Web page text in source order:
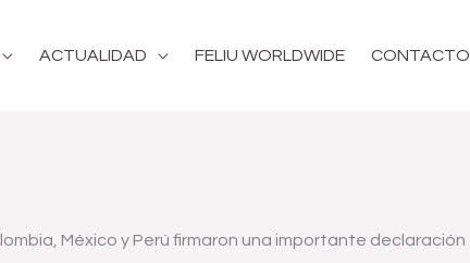
ACTUALIDAD FELIU WORLDWIDE CONTACTO
México y Perú firmaron una importante declaración